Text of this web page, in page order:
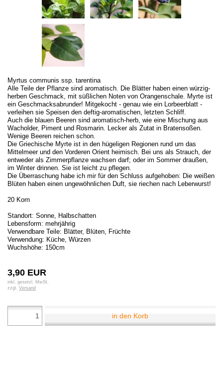
Myrtus communis ssp. tarentina
Alle Teile der Pflanze sind aromatisch. Die Blätter haben einen würzig-
herben Geschmack, mit süßlichen Noten von Orangenschale. Myrte ist
ein Geschmacksabrunder! Mitgekocht - genau wie ein Lorbeerblatt -
verleihen sie Speisen den deftig-aromatischen, letzten Schliff.
Auch die blauen Beeren sind aromatisch-herb, wie eine Mischung aus
Wacholder, Piment und Rosmarin. Lecker als Zutat in Bratensoßen.
Wenige Beeren reichen schon.
Die Griechische Myrte ist in den hügeligen Regionen rund um das
Mittelmeer und den Vorderen Orient heimisch. Bei uns als Strauch, der
entweder als Zimmerpflanze wachsen darf; oder im Sommer draußen,
im Winter drinnen. Sie ist leicht zu pflegen.
Die Überraschung habe ich mir für den Schluss aufgehoben: Die weißen
Blüten haben einen ungewöhnlichen Duft, sie riechen nach Leberwurst!
20 Korn
Standort: Sonne, Halbschatten
Lebensform: mehrjährig
Verwendbare Teile: Blätter, Blüten, Früchte
Verwendung: Küche, Würzen
Wuchshöhe: 150cm
3,90 EUR
inkl. gesetzl. MwSt.
zzgl. Versand
in den Korb